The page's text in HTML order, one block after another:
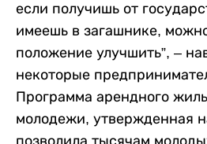
если получишь от
имеешь в загашнике,
положение улучшить”, –
некоторые
Программа арендного
молодежи, утвержденная